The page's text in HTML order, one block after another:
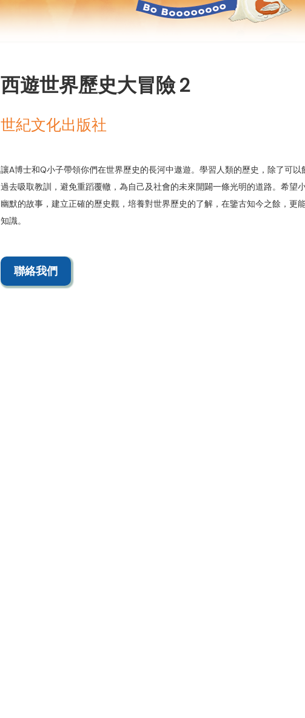
西遊世界歷史大冒險 2
世紀文化出版社
讓A博士和Q小子帶領你們在世界歷史的長河中遨遊。學習人類的歷史，除了可以
過去吸取教訓，避免重蹈覆轍，為自己及社會的未來開闢一條光明的道路。希望
幽默的故事，建立正確的歷史觀，培養對世界歷史的了解，在鑒古知今之餘，更
知識。
聯絡我們